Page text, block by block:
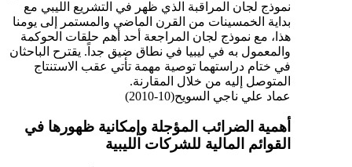
نموذج لجان المراقبة الذي ظهر في التشريع الليبي مع
بداية الخمسينات من القرن الماضي والمستمر إلى يومنا
هذا، مع نموذج لجان المراجعة أحد أهم حلقات الحوكمة
والمعمول به في ليبيا في نطاق ضيق جداً. يقترح الباحثان
في ختام دراستهما توصية مهمة تأتي عقب الاستنتاج
المتوصل إليه من خلال المقارنة.
عماد علي ناجي السويح(10-2010)
أهمية الضرائب المؤجلة وإمكانية ظهورها في
القوائم المالية للشركات الليبية